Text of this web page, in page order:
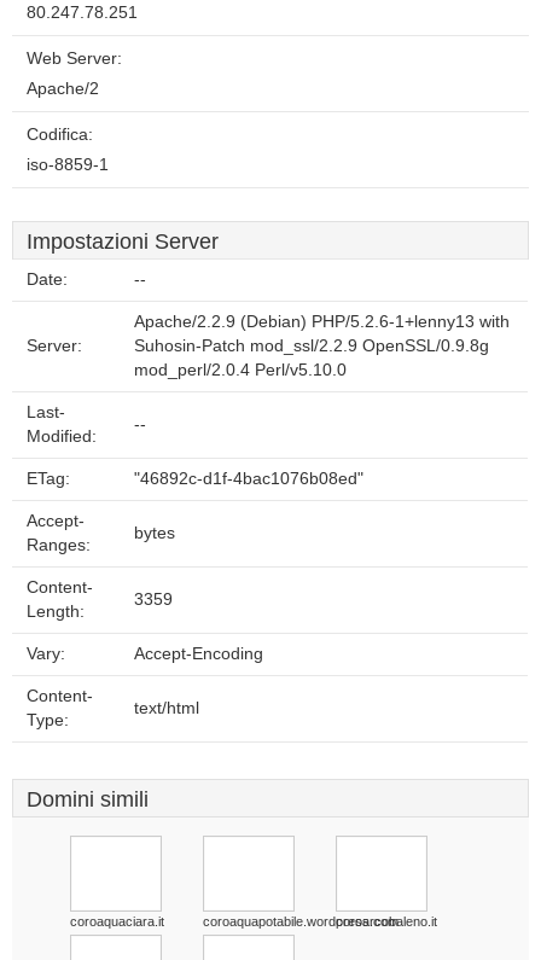
80.247.78.251
Web Server:
Apache/2
Codifica:
iso-8859-1
Impostazioni Server
Date: --
Server:
Apache/2.2.9 (Debian) PHP/5.2.6-1+lenny13 with
Suhosin-Patch mod_ssl/2.2.9 OpenSSL/0.9.8g
mod_perl/2.0.4 Perl/v5.10.0
Last-
Modified:
--
ETag: "46892c-d1f-4bac1076b08ed"
Accept-
Ranges:
bytes
Content-
Length:
3359
Vary: Accept-Encoding
Content-
Type:
text/html
Domini simili
coroaquaciara.it coroaquapotabile.wordpress.com
coroarcobaleno.it